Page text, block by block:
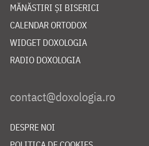
MĂNĂSTIRI ȘI BISERICI
CALENDAR ORTODOX
WIDGET DOXOLOGIA
RADIO DOXOLOGIA
DESPRE NOI